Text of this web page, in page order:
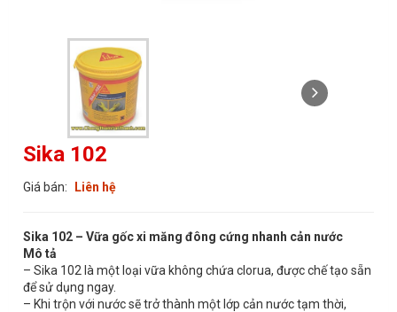
Sika 102
Giá bán: Liên hệ
Sika 102 – Vữa gốc xi măng đông cứng nhanh cản nước
Mô tả
– Sika 102 là một loại vữa không chứa clorua, được chế tạo sẵn
để sử dụng ngay.
– Khi trộn với nước sẽ trở thành một lớp cản nước tạm thời,